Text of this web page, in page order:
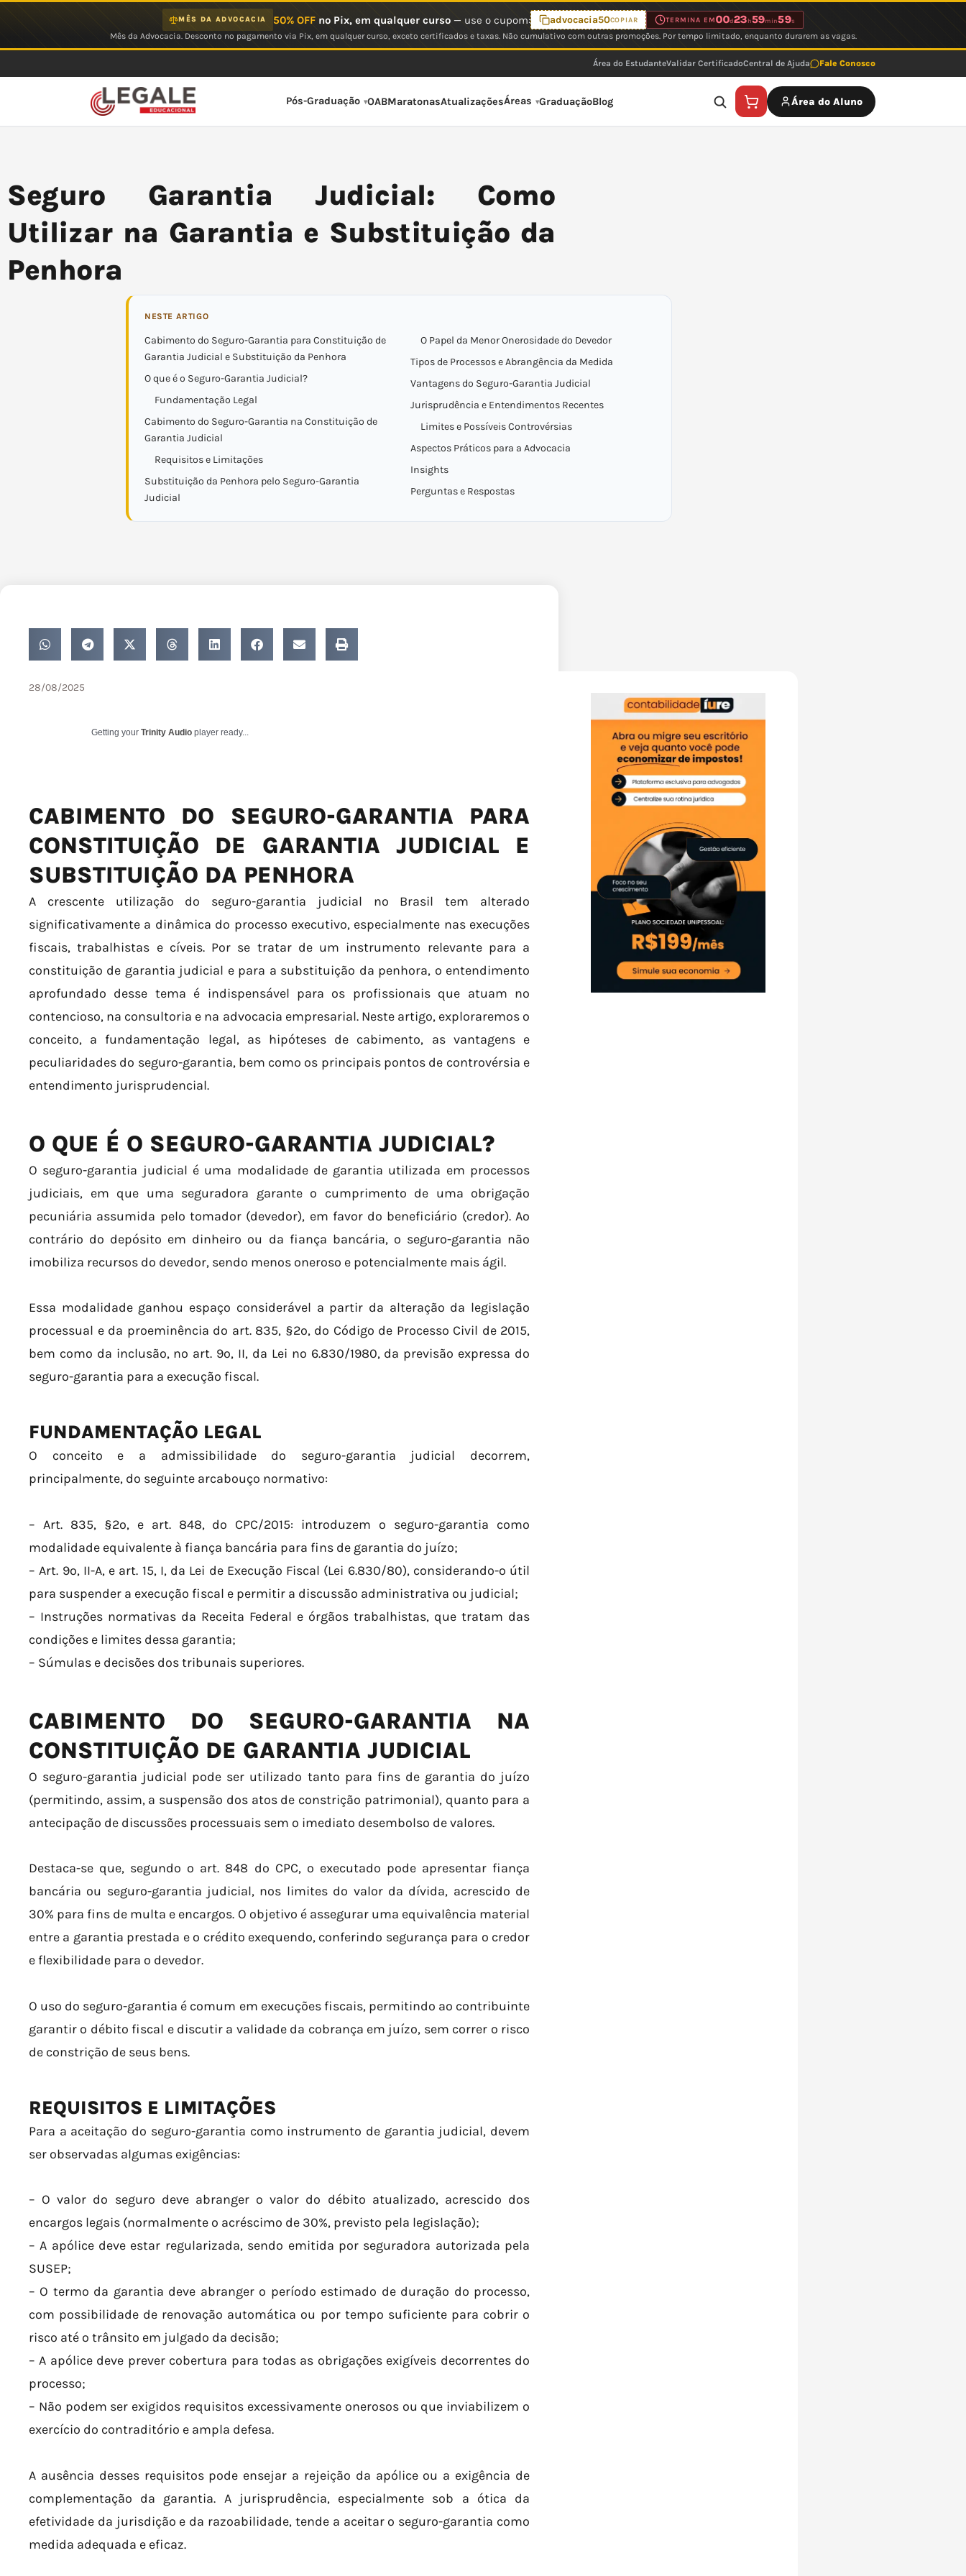
MÊS DA ADVOCACIA 50% OFFno Pix, em qualquer curso— use o cupom: advocacia50COPIAR TERMINA EM00d23 h59min59s
Mês da Advocacia. Desconto no pagamento via Pix, em qualquer curso, exceto certificados e taxas. Não cumulativo com outras promoções. Por tempo limitado, enquanto durarem as vagas.
Área do EstudanteValidar CertificadoCentral de Ajuda Fale Conosco
Pós-Graduação OABMaratonasAtualizaçõesÁreas GraduaçãoBlog Área do Aluno
Seguro Garantia Judicial: Como
Utilizar na Garantia e Substituição da
Penhora
NESTE ARTIGO
Cabimento do Seguro-Garantia para Constituição de
Garantia Judicial e Substituição da Penhora
O que é o Seguro-Garantia Judicial?
Fundamentação Legal
Cabimento do Seguro-Garantia na Constituição de
Garantia Judicial
Requisitos e Limitações
Substituição da Penhora pelo Seguro-Garantia
Judicial
O Papel da Menor Onerosidade do Devedor
Tipos de Processos e Abrangência da Medida
Vantagens do Seguro-Garantia Judicial
Jurisprudência e Entendimentos Recentes
Limites e Possíveis Controvérsias
Aspectos Práticos para a Advocacia
Insights
Perguntas e Respostas
28/08/2025
Getting your Trinity Audio player ready...
CABIMENTO DO SEGURO-GARANTIA PARA
CONSTITUIÇÃO DE GARANTIA JUDICIAL E
SUBSTITUIÇÃO DA PENHORA
A crescente utilização do seguro-garantia judicial no Brasil tem alterado
significativamente a dinâmica do processo executivo, especialmente nas execuções
fiscais, trabalhistas e cíveis. Por se tratar de um instrumento relevante para a
constituição de garantia judicial e para a substituição da penhora, o entendimento
aprofundado desse tema é indispensável para os profissionais que atuam no
contencioso, na consultoria e na advocacia empresarial. Neste artigo, exploraremos o
conceito, a fundamentação legal, as hipóteses de cabimento, as vantagens e
peculiaridades do seguro-garantia, bem como os principais pontos de controvérsia e
entendimento jurisprudencial.
O QUE É O SEGURO-GARANTIA JUDICIAL?
O seguro-garantia judicial é uma modalidade de garantia utilizada em processos
judiciais, em que uma seguradora garante o cumprimento de uma obrigação
pecuniária assumida pelo tomador (devedor), em favor do beneficiário (credor). Ao
contrário do depósito em dinheiro ou da fiança bancária, o seguro-garantia não
imobiliza recursos do devedor, sendo menos oneroso e potencialmente mais ágil.
Essa modalidade ganhou espaço considerável a partir da alteração da legislação
processual e da proeminência do art. 835, §2º, do Código de Processo Civil de 2015,
bem como da inclusão, no art. 9º, II, da Lei nº 6.830/1980, da previsão expressa do
seguro-garantia para a execução fiscal.
FUNDAMENTAÇÃO LEGAL
O conceito e a admissibilidade do seguro-garantia judicial decorrem,
principalmente, do seguinte arcabouço normativo:
– Art. 835, §2º, e art. 848, do CPC/2015: introduzem o seguro-garantia como
modalidade equivalente à fiança bancária para fins de garantia do juízo;
– Art. 9º, II-A, e art. 15, I, da Lei de Execução Fiscal (Lei 6.830/80), considerando-o útil
para suspender a execução fiscal e permitir a discussão administrativa ou judicial;
– Instruções normativas da Receita Federal e órgãos trabalhistas, que tratam das
condições e limites dessa garantia;
– Súmulas e decisões dos tribunais superiores.
CABIMENTO DO SEGURO-GARANTIA NA
CONSTITUIÇÃO DE GARANTIA JUDICIAL
O seguro-garantia judicial pode ser utilizado tanto para fins de garantia do juízo
(permitindo, assim, a suspensão dos atos de constrição patrimonial), quanto para a
antecipação de discussões processuais sem o imediato desembolso de valores.
Destaca-se que, segundo o art. 848 do CPC, o executado pode apresentar fiança
bancária ou seguro-garantia judicial, nos limites do valor da dívida, acrescido de
30% para fins de multa e encargos. O objetivo é assegurar uma equivalência material
entre a garantia prestada e o crédito exequendo, conferindo segurança para o credor
e flexibilidade para o devedor.
O uso do seguro-garantia é comum em execuções fiscais, permitindo ao contribuinte
garantir o débito fiscal e discutir a validade da cobrança em juízo, sem correr o risco
de constrição de seus bens.
REQUISITOS E LIMITAÇÕES
Para a aceitação do seguro-garantia como instrumento de garantia judicial, devem
ser observadas algumas exigências:
– O valor do seguro deve abranger o valor do débito atualizado, acrescido dos
encargos legais (normalmente o acréscimo de 30%, previsto pela legislação);
– A apólice deve estar regularizada, sendo emitida por seguradora autorizada pela
SUSEP;
– O termo da garantia deve abranger o período estimado de duração do processo,
com possibilidade de renovação automática ou por tempo suficiente para cobrir o
risco até o trânsito em julgado da decisão;
– A apólice deve prever cobertura para todas as obrigações exigíveis decorrentes do
processo;
– Não podem ser exigidos requisitos excessivamente onerosos ou que inviabilizem o
exercício do contraditório e ampla defesa.
A ausência desses requisitos pode ensejar a rejeição da apólice ou a exigência de
complementação da garantia. A jurisprudência, especialmente sob a ótica da
efetividade da jurisdição e da razoabilidade, tende a aceitar o seguro-garantia como
medida adequada e eficaz.